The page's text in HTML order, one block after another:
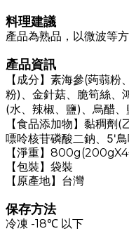
料理建議
產品為熟品，以微波等
產品資訊
【成分】素海參(蒟蒻粉、
粉)、金針菇、脆筍絲、
(水、辣椒、鹽)、烏醋
【食品添加物】黏稠劑(
嘌呤核苷磷酸二鈉、5'
【淨重】
【包裝】袋裝
【原產地】台灣
保存方法
冷凍 -18℃ 以下